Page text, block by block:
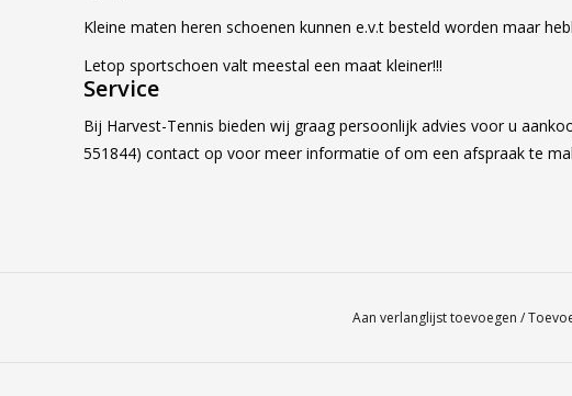
Kleine maten heren schoenen kunnen e.v.t besteld worden maar
Letop sportschoen valt meestal een maat kleiner!!!
Service
Bij Harvest-Tennis bieden wij graag persoonlijk advies voor u
551844) contact op voor meer informatie of om een afspraak te
Aan verlanglijst toevoegen /